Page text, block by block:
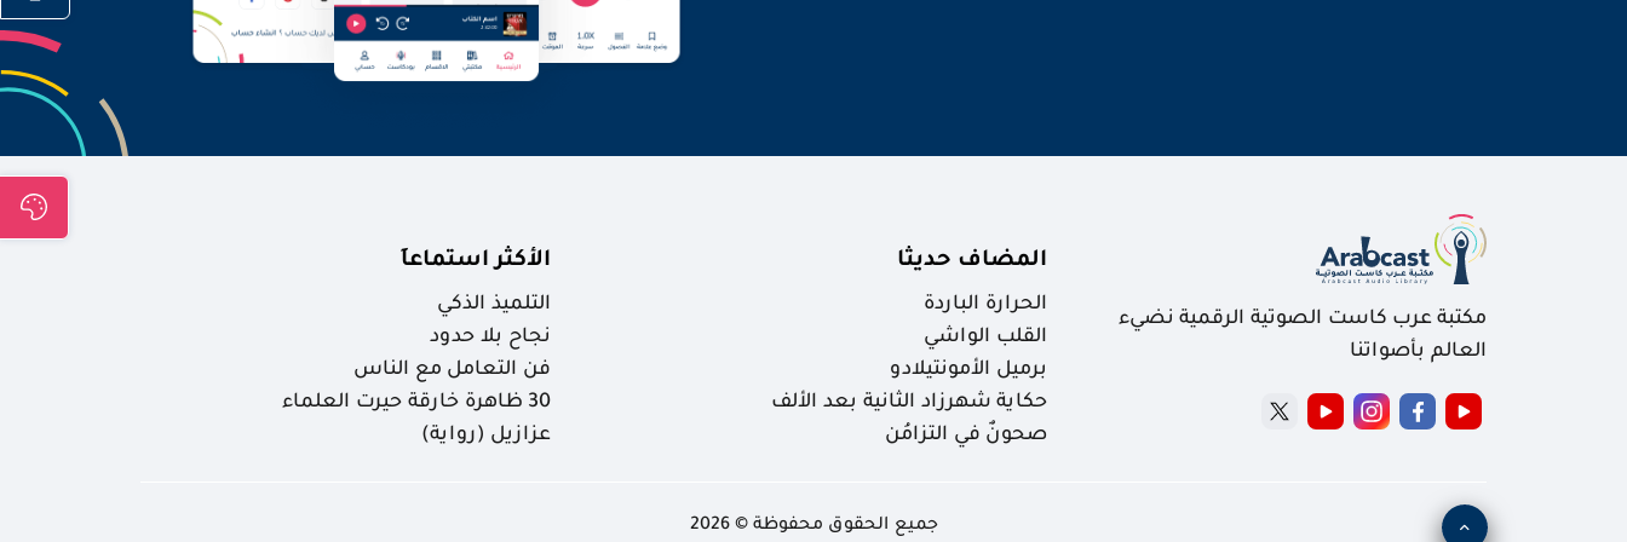
مكتبة عرب كاست الصوتية الرقمية نضيء
العالم بأصواتنا
المضاف حديثا
الحرارة الباردة
القلب الواشي
برميل الأمونتيلادو
حكاية شهرزاد الثانية بعد الألف
صحونٌ في التزامُن
الأكثر استماعاَ
التلميذ الذكي
نجاح بلا حدود
فن التعامل مع الناس
30 ظاهرة خارقة حيرت العلماء
عزازيل (رواية)
جميع الحقوق محفوظة © 2026